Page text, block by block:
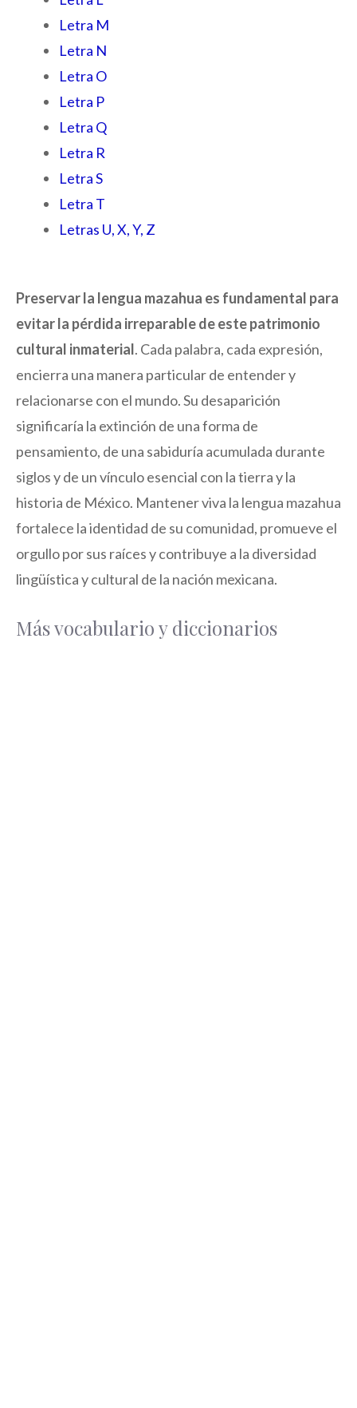
Letra M
Letra N
Letra O
Letra P
Letra Q
Letra R
Letra S
Letra T
Letras U, X, Y, Z
Preservar la lengua mazahua es fundamental para
evitar la pérdida irreparable de este patrimonio
cultural inmaterial. Cada palabra, cada expresión,
encierra una manera particular de entender y
relacionarse con el mundo. Su desaparición
significaría la extinción de una forma de
pensamiento, de una sabiduría acumulada durante
siglos y de un vínculo esencial con la tierra y la
historia de México. Mantener viva la lengua mazahua
fortalece la identidad de su comunidad, promueve el
orgullo por sus raíces y contribuye a la diversidad
lingüística y cultural de la nación mexicana.
Más vocabulario y diccionarios